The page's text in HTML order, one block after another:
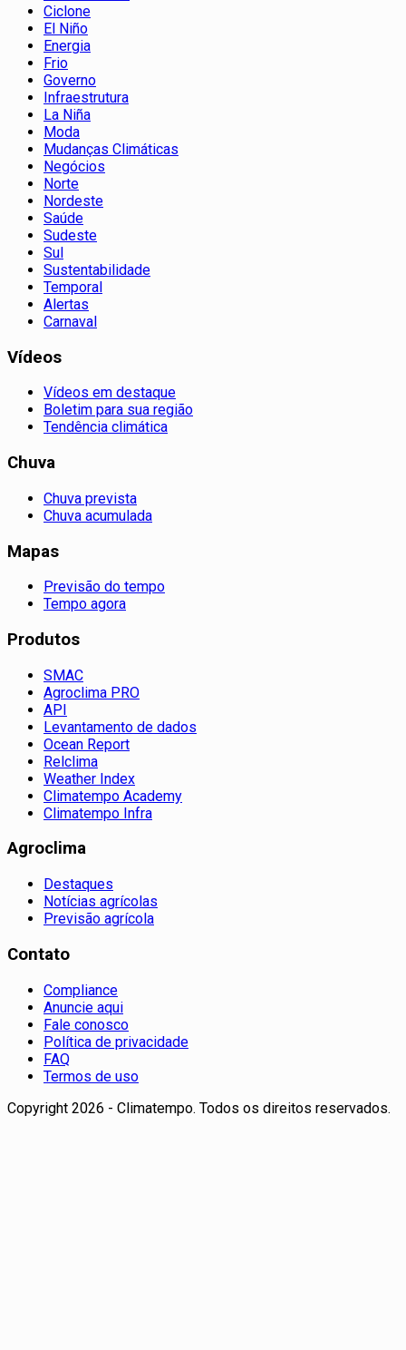
Ciclone
El Niño
Energia
Frio
Governo
Infraestrutura
La Niña
Moda
Mudanças Climáticas
Negócios
Norte
Nordeste
Saúde
Sudeste
Sul
Sustentabilidade
Temporal
Alertas
Carnaval
Vídeos
Vídeos em destaque
Boletim para sua região
Tendência climática
Chuva
Chuva prevista
Chuva acumulada
Mapas
Previsão do tempo
Tempo agora
Produtos
SMAC
Agroclima PRO
API
Levantamento de dados
Ocean Report
Relclima
Weather Index
Climatempo Academy
Climatempo Infra
Agroclima
Destaques
Notícias agrícolas
Previsão agrícola
Contato
Compliance
Anuncie aqui
Fale conosco
Política de privacidade
FAQ
Termos de uso
Copyright 2026 - Climatempo. Todos os direitos reservados.